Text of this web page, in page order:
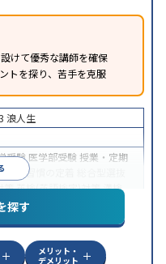
けて優秀な講師を確保
トを探り、苦手を克服
浪人生
受験 医学部受験 授業・定期
学習習慣の定着
策英検(英語検定)対策漢検
績保証制度あり授業の振替
習にPC・タブレットを利用
ら受講可能
探す
メリット・
デメリット